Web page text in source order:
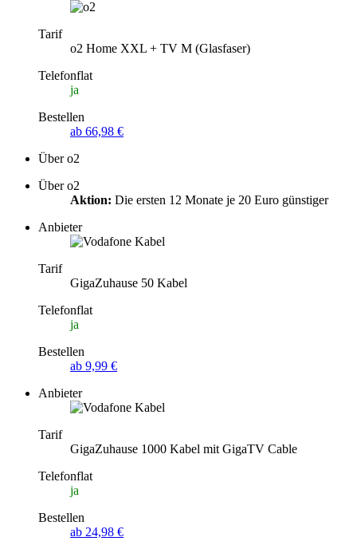
Tarif
o2 Home XXL + TV M (Glasfaser)
Telefonflat
ja
Bestellen
ab 66,98 €
Über o2
Über o2
Aktion: Die ersten 12 Monate je 20 Euro günstiger
Anbieter
Tarif
GigaZuhause 50 Kabel
Telefonflat
ja
Bestellen
ab 9,99 €
Anbieter
Tarif
GigaZuhause 1000 Kabel mit GigaTV Cable
Telefonflat
ja
Bestellen
ab 24,98 €